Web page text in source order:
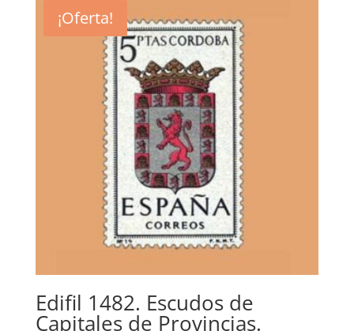
¡Oferta!
Edifil 1482. Escudos de
Capitales de Provincias.